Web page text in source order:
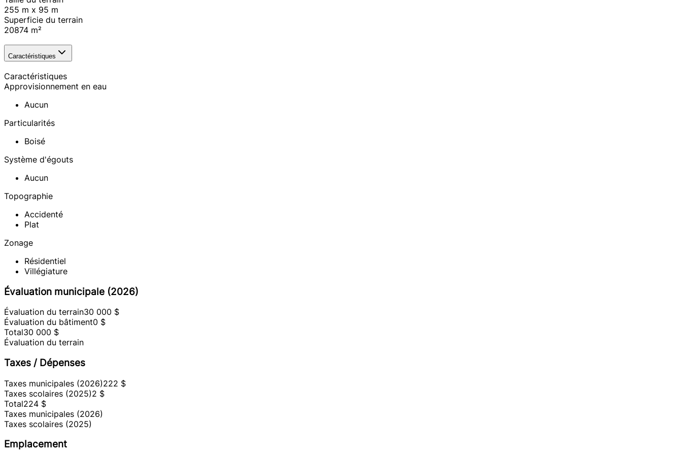
255 m x 95 m
Superficie du terrain
20874 m²
Caractéristiques
Caractéristiques
Approvisionnement en eau
Aucun
Particularités
Boisé
Système d'égouts
Aucun
Topographie
Accidenté
Plat
Zonage
Résidentiel
Villégiature
Évaluation municipale (2026)
Évaluation du terrain30 000 $
Évaluation du bâtiment0 $
Total30 000 $
Évaluation du terrain
Taxes / Dépenses
Taxes municipales (2026)222 $
Taxes scolaires (2025)2 $
Total224 $
Taxes municipales (2026)
Taxes scolaires (2025)
Emplacement